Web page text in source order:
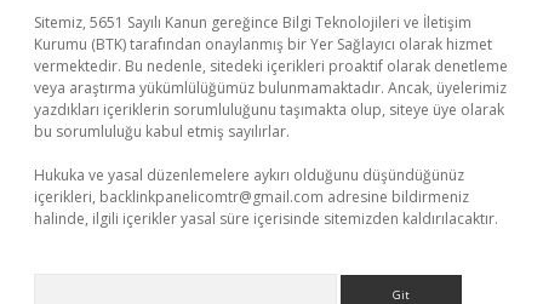
Sitemiz, 5651 Sayılı Kanun gereğince Bilgi Teknolojileri ve İletişim
Kurumu (BTK) tarafından onaylanmış bir Yer Sağlayıcı olarak hizmet
vermektedir. Bu nedenle, sitedeki içerikleri proaktif olarak denetleme
veya araştırma yükümlülüğümüz bulunmamaktadır. Ancak, üyelerimiz
yazdıkları içeriklerin sorumluluğunu taşımakta olup, siteye üye olarak
bu sorumluluğu kabul etmiş sayılırlar.
Hukuka ve yasal düzenlemelere aykırı olduğunu düşündüğünüz
içerikleri, backlinkpanelicomtr@gmail.com adresine bildirmeniz
halinde, ilgili içerikler yasal süre içerisinde sitemizden kaldırılacaktır.